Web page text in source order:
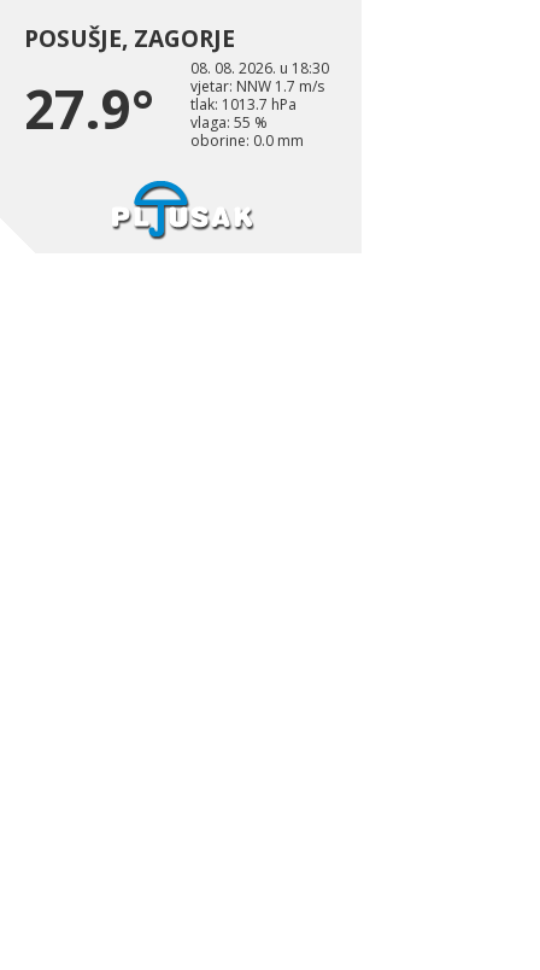
POSUŠJE, ZAGORJE
27.9°
08. 08. 2026. u 18:30
vjetar: NNW 1.7 m/s
tlak: 1013.7 hPa
vlaga: 55 %
oborine: 0.0 mm